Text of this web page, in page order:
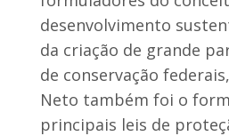
desenvolvimento
da criação de grande
de conservação
Neto também foi o
principais leis de